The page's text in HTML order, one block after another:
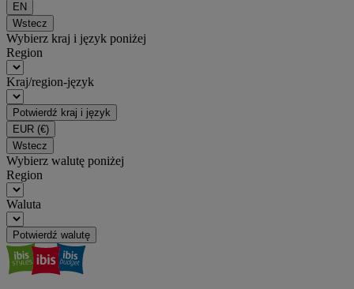
EN
Wstecz
Wybierz kraj i język poniżej
Region
Kraj/region-język
Potwierdź kraj i język
EUR (€)
Wstecz
Wybierz walutę poniżej
Region
Waluta
Potwierdź walutę